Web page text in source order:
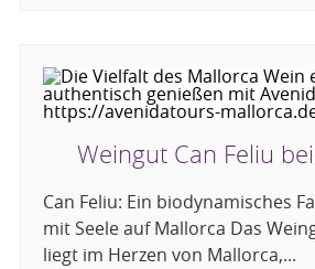
Weingut Can Feliu
Can Feliu: Ein biodynamisches
mit Seele auf Mallorca Das
liegt im Herzen von Mallorca,...